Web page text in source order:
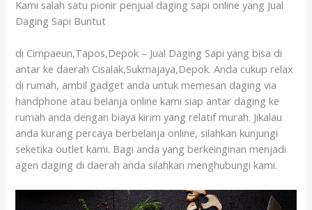
Kami salah satu pionir penjual daging sapi online yang Jual
Daging Sapi Buntut
di Cimpaeun,Tapos,Depok – Jual Daging Sapi yang bisa di
antar ke daerah Cisalak,Sukmajaya,Depok. Anda cukup relax
di rumah, ambil gadget anda untuk memesan daging via
handphone atau belanja online kami siap antar daging ke
rumah anda dengan biaya kirim yang relatif murah. Jikalau
anda kurang percaya berbelanja online, silahkan kunjungi
seketika outlet kami. Bagi anda yang berkeinginan menjadi
agen daging di daerah anda silahkan menghubungi kami.